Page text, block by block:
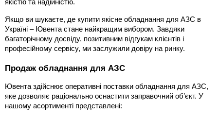
якістю та надійністю.
Якщо ви шукаєте, де купити якісне обладнання для АЗС в
Україні – Ювента стане найкращим вибором. Завдяки
багаторічному досвіду, позитивним відгукам клієнтів і
професійному сервісу, ми заслужили довіру на ринку.
Продаж обладнання для АЗС
Ювента здійснює оперативні поставки обладнання для АЗС,
яке дозволяє раціонально оснастити заправочний об’єкт. У
нашому асортименті представлені: